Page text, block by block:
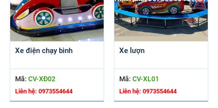
Xe điện chạy bình
Mã: CV-XĐ02
Liên hệ: 0973554644
Xe lượn
Mã: CV-XL01
Liên hệ: 0973554644